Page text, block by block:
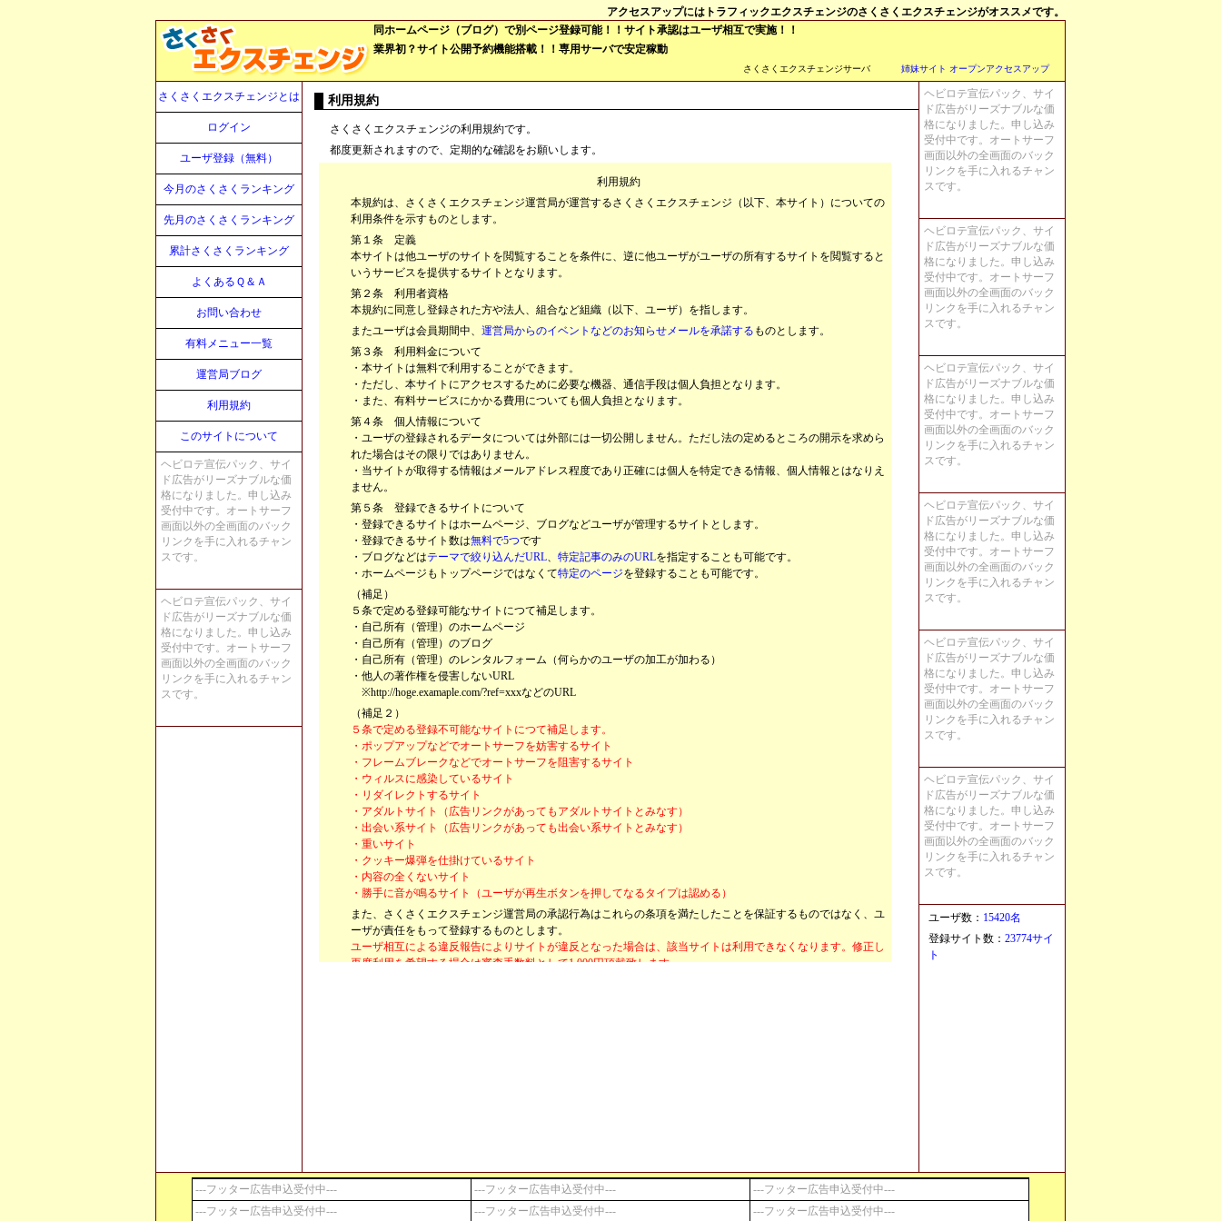
アクセスアップにはトラフィックエクスチェンジのさくさくエクスチェンジがオススメです。
同ホームページ（ブログ）で別ページ登録可能！！サイト承認はユーザ相互で実施！！
業界初？サイト公開予約機能搭載！！専用サーバで安定稼動
さくさくエクスチェンジサーバ 姉妹サイト オープンアクセスアップ
ヘビロテ宣伝パック、サイ
ド広告がリーズナブルな価
格になりました。申し込み
受付中です。オートサーフ
画面以外の全画面のバック
リンクを手に入れるチャン
スです。
ヘビロテ宣伝パック、サイ
ド広告がリーズナブルな価
格になりました。申し込み
受付中です。オートサーフ
画面以外の全画面のバック
リンクを手に入れるチャン
スです。
ヘビロテ宣伝パック、サイ
ド広告がリーズナブルな価
格になりました。申し込み
受付中です。オートサーフ
画面以外の全画面のバック
リンクを手に入れるチャン
スです。
ヘビロテ宣伝パック、サイ
ド広告がリーズナブルな価
格になりました。申し込み
受付中です。オートサーフ
画面以外の全画面のバック
リンクを手に入れるチャン
スです。
ヘビロテ宣伝パック、サイ
ド広告がリーズナブルな価
格になりました。申し込み
受付中です。オートサーフ
画面以外の全画面のバック
リンクを手に入れるチャン
スです。
ヘビロテ宣伝パック、サイ
ド広告がリーズナブルな価
格になりました。申し込み
受付中です。オートサーフ
画面以外の全画面のバック
リンクを手に入れるチャン
スです。
ユーザ数： 15420名
登録サイト数： 23774サイ
ト
利用規約
さくさくエクスチェンジの利用規約です。
都度更新されますので、定期的な確認をお願いします。
利用規約
本規約は、さくさくエクスチェンジ運営局が運営するさくさくエクスチェンジ（以下、本サイト）についての
利用条件を示すものとします。
第１条 定義
本サイトは他ユーザのサイトを閲覧することを条件に、逆に他ユーザがユーザの所有するサイトを閲覧すると
いうサービスを提供するサイトとなります。
第２条 利用者資格
本規約に同意し登録された方や法人、組合など組織（以下、ユーザ）を指します。
またユーザは会員期間中、 運営局からのイベントなどのお知らせメールを承諾する ものとします。
第３条 利用料金について
・本サイトは無料で利用することができます。
・ただし、本サイトにアクセスするために必要な機器、通信手段は個人負担となります。
・また、有料サービスにかかる費用についても個人負担となります。
第４条 個人情報について
・ユーザの登録されるデータについては外部には一切公開しません。ただし法の定めるところの開示を求めら
れた場合はその限りではありません。
・当サイトが取得する情報はメールアドレス程度であり正確には個人を特定できる情報、個人情報とはなりえ
ません。
第５条 登録できるサイトについて
・登録できるサイトはホームページ、ブログなどユーザが管理するサイトとします。
・登録できるサイト数は無料で5つです
・ブログなどはテーマで絞り込んだURL、 特定記事のみのURLを指定することも可能です。
・ホームページもトップページではなくて特定のページを登録することも可能です。
（補足）
５条で定める登録可能なサイトにつて補足します。
・自己所有（管理）のホームページ
・自己所有（管理）のブログ
・自己所有（管理）のレンタルフォーム（何らかのユーザの加工が加わる）
・他人の著作権を侵害しないURL
※http://hoge.examaple.com/?ref=xxxなどのURL
（補足２）
５条で定める登録不可能なサイトにつて補足します。
・ポップアップなどでオートサーフを妨害するサイト
・フレームブレークなどでオートサーフを阻害するサイト
・ウィルスに感染しているサイト
・リダイレクトするサイト
・アダルトサイト（広告リンクがあってもアダルトサイトとみなす）
・出会い系サイト（広告リンクがあっても出会い系サイトとみなす）
・重いサイト
・クッキー爆弾を仕掛けているサイト
・内容の全くないサイト
・勝手に音が鳴るサイト（ユーザが再生ボタンを押してなるタイプは認める）
また、さくさくエクスチェンジ運営局の承認行為はこれらの条項を満たしたことを保証するものではなく、ユ
ーザが責任をもって登録するものとします。
ユーザ相互による違反報告によりサイトが違反となった場合は、該当サイトは利用できなくなります。修正し
再度利用を希望する場合は審査手数料として1,000円頂戴致します。
履歴
2006年 6月 8日 制定
2006年 6月25日 ５条（補足）を追記
さくさくエクスチェンジとは
ログイン
ユーザ登録（無料）
今月のさくさくランキング
先月のさくさくランキング
累計さくさくランキング
よくあるＱ＆Ａ
お問い合わせ
有料メニュー一覧
運営局ブログ
利用規約
このサイトについて
ヘビロテ宣伝パック、サイ
ド広告がリーズナブルな価
格になりました。申し込み
受付中です。オートサーフ
画面以外の全画面のバック
リンクを手に入れるチャン
スです。
ヘビロテ宣伝パック、サイ
ド広告がリーズナブルな価
格になりました。申し込み
受付中です。オートサーフ
画面以外の全画面のバック
リンクを手に入れるチャン
スです。
---フッター広告申込受付中--- ---フッター広告申込受付中---
---フッター広告申込受付中---
---フッター広告申込受付中---
---フッター広告申込受付中--- ---フッター広告申込受付中---